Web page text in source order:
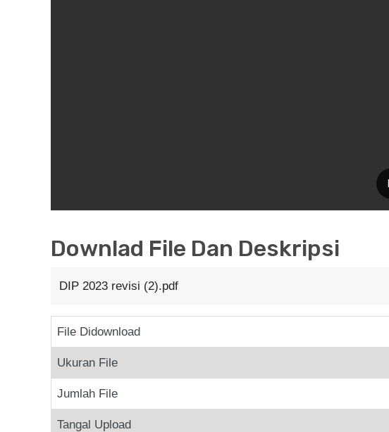
Downlad File Dan Deskripsi
DIP 2023 revisi (2).pdf
File Didownload
Ukuran File
Jumlah File
Tangal Upload